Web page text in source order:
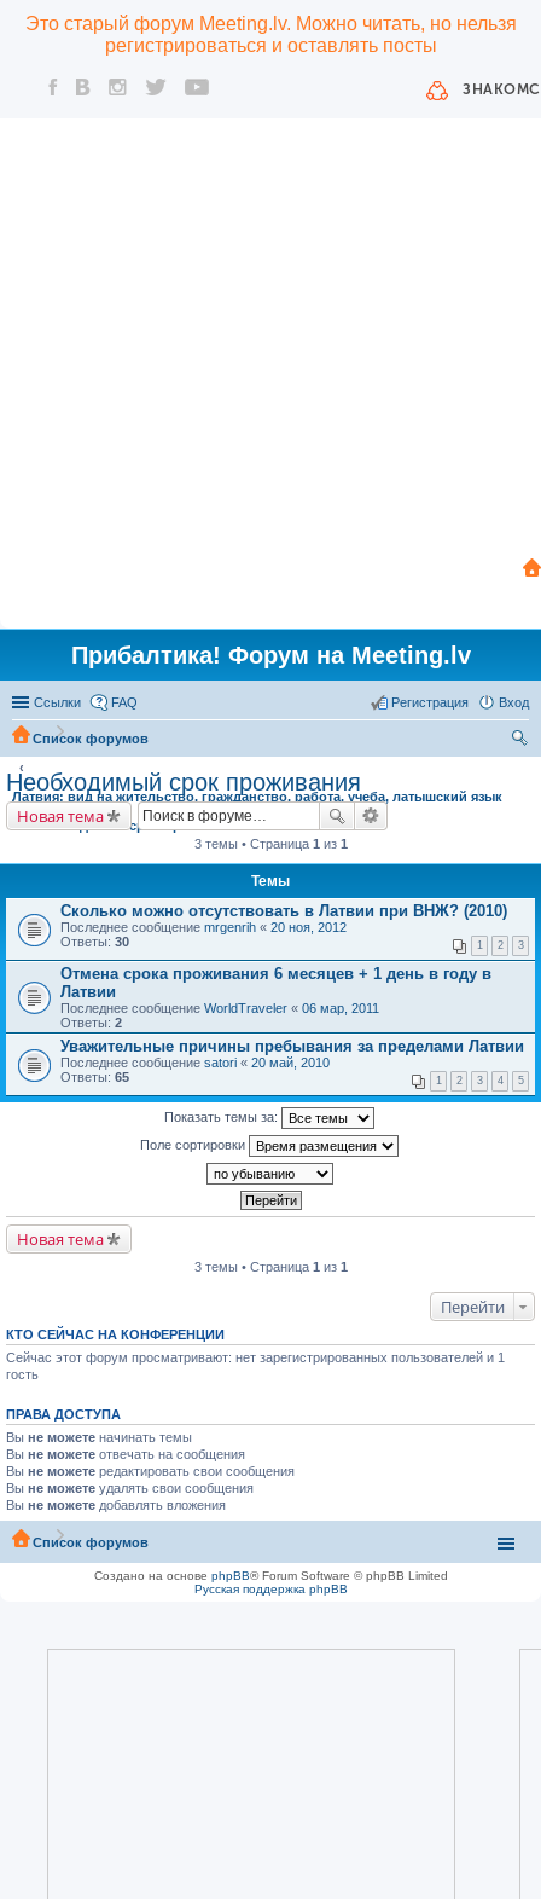
Это старый форум Meeting.lv. Можно читать, но нельзя
регистрироваться и оставлять посты
Прибалтика! Форум на Meeting.lv
Ссылки FAQ Вход
Регистрация
Список форумов
Латвия: вид на жительство, гражданство, работа, учеба, латышский язык
Необходимый срок проживания
Необходимый срок проживания
Новая тема
3 темы • Страница 1 из 1
Темы
Сколько можно отсутствовать в Латвии при ВНЖ? (2010)
Последнее сообщение mrgenrih « 20 ноя, 2012
Ответы: 30 1 2 3
Отмена срока проживания 6 месяцев + 1 день в году в
Латвии
Последнее сообщение WorldTraveler « 06 мар, 2011
Ответы: 2
Уважительные причины пребывания за пределами Латвии
Последнее сообщение satori « 20 май, 2010
Ответы: 65 1 2 3 4 5
Показать темы за:
Поле сортировки
Новая тема
3 темы • Страница 1 из 1
Перейти
КТО СЕЙЧАС НА КОНФЕРЕНЦИИ
Сейчас этот форум просматривают: нет зарегистрированных пользователей и 1
гость
ПРАВА ДОСТУПА
Вы не можете начинать темы
Вы не можете отвечать на сообщения
Вы не можете редактировать свои сообщения
Вы не можете удалять свои сообщения
Вы не можете добавлять вложения
Список форумов
Создано на основе phpBB® Forum Software © phpBB Limited
Русская поддержка phpBB